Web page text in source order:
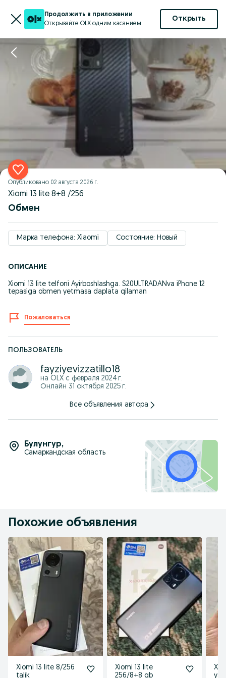
Продолжить в приложении
Открывайте OLX одним касанием
Открыть
Опубликовано 02 августа 2026 г.
Xiomi 13 lite 8+8 /256
Обмен
Марка телефона: Xiaomi Состояние: Новый
ОПИСАНИЕ
Xiomi 13 lite telfoni Ayirboshlashga. S20ULTRADANva iPhone 12
tepasiga obmen yetmasa daplata qilaman
Пожаловаться
ПОЛЬЗОВАТЕЛЬ
fayziyevizzatillo18
на OLX с февраля 2024 г.
Онлайн 31 октября 2025 г.
Все объявления автора
Булунгур,
Самаркандская область
Похожие объявления
Xiomi 13 lite 8/256
talik
Xiomi 13 lite
256/8+8 gb